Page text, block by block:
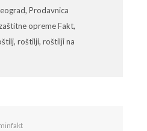
, Prodavnica
opreme Fakt,
, roštilji, roštilji na